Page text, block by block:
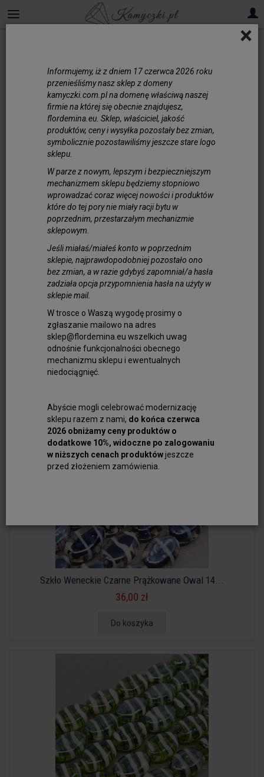
×
Informujemy, iż z dniem 17 czerwca 2026 roku
przenieśliśmy nasz sklep z domeny
kamyczki.com.pl na domenę właściwą naszej
firmie na której się obecnie znajdujesz,
flordemina.eu. Sklep, właściciel, jakość
produktów, ceny i wysyłka pozostały bez zmian,
symbolicznie pozostawiliśmy jeszcze stare logo
sklepu.
W parze z nowym, lepszym i bezpieczniejszym
mechanizmem sklepu będziemy stopniowo
wprowadzać coraz więcej nowości i produktów
które do tej pory nie miały racji bytu w
poprzednim, przestarzałym mechanizmie
sklepowym.
Jeśli miałaś/miałeś konto w poprzednim
sklepie, najprawdopodobniej pozostało ono
bez zmian, a w razie gdybyś zapomniał/a hasła
zadziała opcja przypomnienia hasła na użyty w
sklepie mail.
W trosce o Waszą wygodę prosimy o
zgłaszanie mailowo na adres
sklep@flordemina.eu wszelkich uwag
odnośnie funkcjonalności obecnego
mechanizmu sklepu i ewentualnych
niedociągnięć.
Abyście mogli celebrować modernizację
sklepu razem z nami, do końca czerwca
2026 obniżamy ceny produktów o
dodatkowe 10%, widoczne po zalogowaniu
w niższych cenach produktówjeszcze
przed złożeniem zamówienia.
Oliwki
Kostki
Szkło Weneckie Fioletowe Prążkowane Owal...
36,00 zł
Szkło Weneckie Czarne Prążkowane Owal 14...
36,00 zł
Do koszyka